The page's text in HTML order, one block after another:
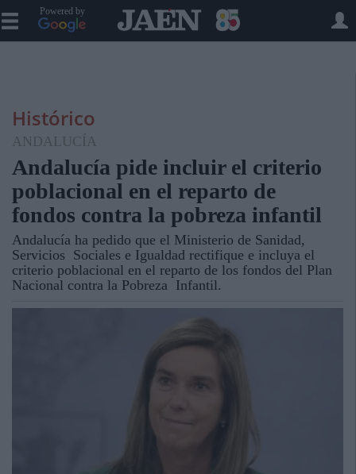
Powered by
Histórico
ANDALUCÍA
Andalucía pide incluir el criterio
poblacional en el reparto de
fondos contra la pobreza infantil
Andalucía ha pedido que el Ministerio de Sanidad,
Servicios Sociales e Igualdad rectifique e incluya el
criterio poblacional en el reparto de los fondos del Plan
Nacional contra la Pobreza Infantil.